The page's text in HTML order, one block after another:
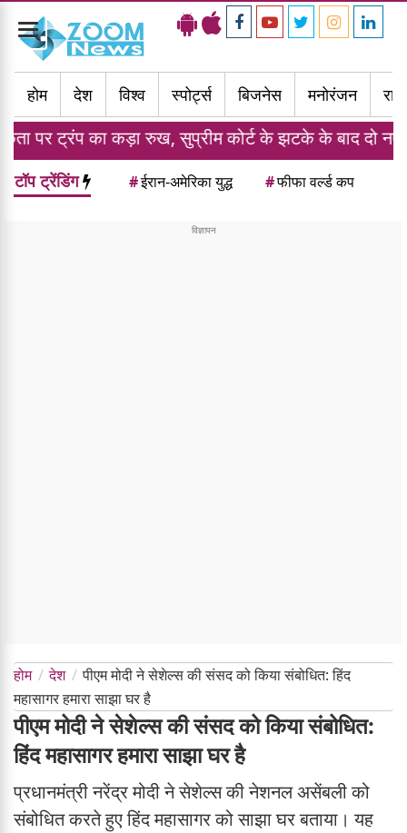
Toggle
navigation
होम
देश विश्व स्पोर्ट्स बिजनेस मनोरंजन
रुख, सुप्रीम कोर्ट के झटके के बाद दो नए आदेशों पर किए
टॉप ट्रेंडिंग #ईरान-अमेरिका युद्ध #फीफा वर्ल्ड कप
होम देश
पीएम मोदी ने सेशेल्स की संसद को किया संबोधित: हिंद
महासागर हमारा साझा घर है
पीएम मोदी ने सेशेल्स की संसद को किया संबोधित:
हिंद महासागर हमारा साझा घर है
प्रधानमंत्री नरेंद्र मोदी ने सेशेल्स की नेशनल असेंबली को
संबोधित करते हुए हिंद महासागर को साझा घर बताया। यह